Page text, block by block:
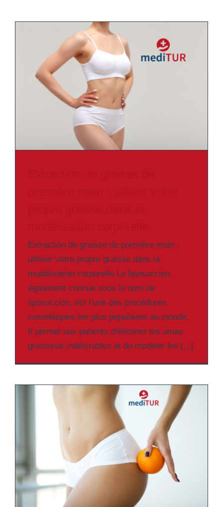
Extraction de graisse de première main :
utiliser votre propre graisse dans la
modélisation corporelle La liposuccion,
également connue sous le nom de
liposuccion, est l’une des procédures
cosmétiques les plus populaires au monde.
Il permet aux patients d’éliminer les amas
graisseux indésirables et de modeler les [...]